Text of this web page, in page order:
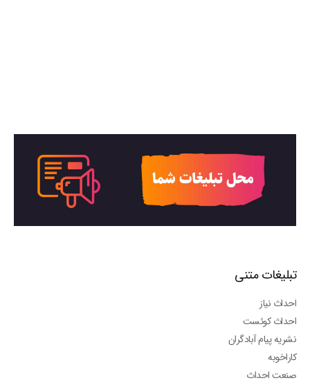
تبلیغات متنی
احداث نیاز
احداث کوئست
نشریه پیام آبادگران
کاراخوبه
صنعت احداث